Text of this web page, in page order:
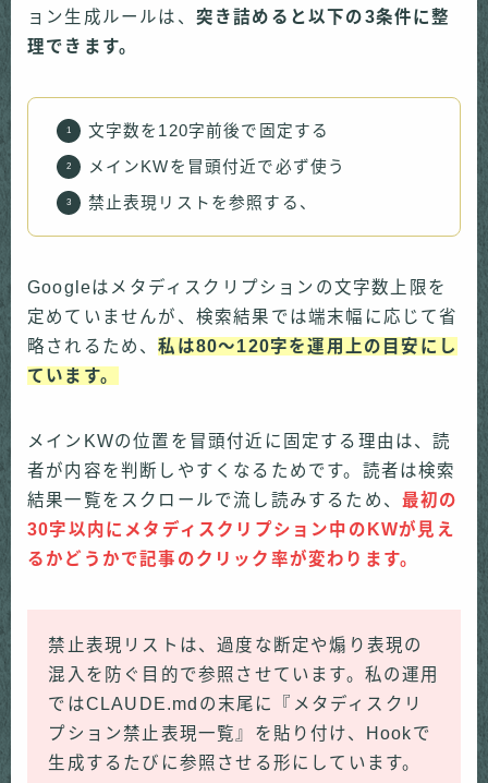
ョン生成ルールは、 突き詰めると以下の3条件に整
理できます。
文字数を120字前後で固定する
メインKWを冒頭付近で必ず使う
禁止表現リストを参照する、
Googleはメタディスクリプションの文字数上限を
定めていませんが、検索結果では端末幅に応じて省
略されるため、私は80〜120字を運用上の目安にし
ています。
メインKWの位置を冒頭付近に固定する理由は、読
者が内容を判断しやすくなるためです。読者は検索
結果一覧をスクロールで流し読みするため、 最初の
30字以内にメタディスクリプション中のKWが見え
るかどうかで記事のクリック率が変わります。
禁止表現リストは、過度な断定や煽り表現の
混入を防ぐ目的で参照させています。私の運用
ではCLAUDE.mdの末尾に『メタディスクリ
プション禁止表現一覧』を貼り付け、Hookで
生成するたびに参照させる形にしています。